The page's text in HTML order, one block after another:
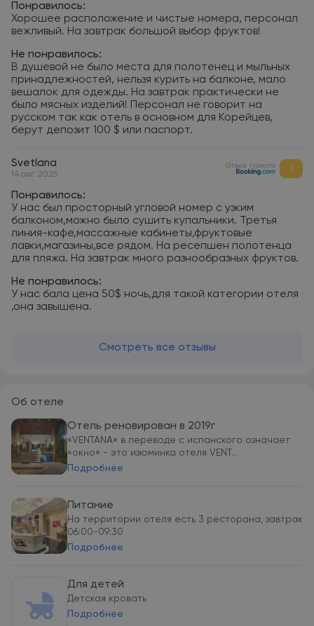
Понравилось:
Хорошее расположение и чистые номера, персонал
вежливый. На завтрак большой выбор фруктов!
Не понравилось:
В душевой не было места для полотенец и мыльных
принадлежностей, нельзя курить на балконе, мало
вешалок для одежды. На завтрак практически не
было мясных изделий! Персонал не говорит на
русском так как отель в основном для Корейцев,
берут депозит 100 $ или паспорт.
Svetlana
14 авг. 2025
Отзыв туриста 7
Понравилось:
У нас был просторный угловой номер с узким
балконом,можно было сушить купальники. Третья
линия-кафе,массажные кабинеты,фруктовые
лавки,магазины,все рядом. На ресепшен полотенца
для пляжа. На завтрак много разнообразных фруктов.
Не понравилось:
У нас бала цена 50$ ночь,для такой категории отеля
,она завышена.
Смотреть все отзывы
Об отеле
Отель реновирован в 2019г
«VENTANA» в переводе с испанского означает
«окно» - это изюминка отеля VENT...
Подробнее
Питание
На территории отеля есть 3 ресторана, завтрак
06:00-09:30
Подробнее
Для детей
Детская кровать
Подробнее